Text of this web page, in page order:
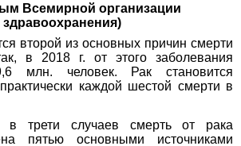
Всемирной организации
здравоохранения)
второй из основных причин смерти
в 2018 г. от этого заболевания
млн. человек. Рак становится
каждой шестой смерти в
в трети случаев смерть от рака
пятью основными источниками